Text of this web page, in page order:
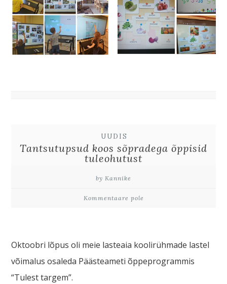
UUDIS
Tantsutupsud koos sõpradega õppisid
tuleohutust
by Kannike
Kommentaare pole
Oktoobri lõpus oli meie lasteaia koolirühmade lastel
võimalus osaleda Päästeameti õppeprogrammis
“Tulest targem”.